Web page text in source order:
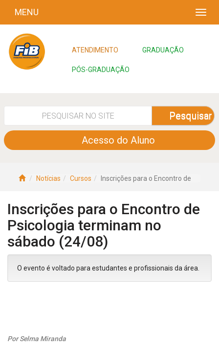
MENU
ATENDIMENTO GRADUAÇÃO
PÓS-GRADUAÇÃO
Pesquisar
Acesso do Aluno
Notícias Cursos Inscrições para o Encontro de
Inscrições para o Encontro de
Psicologia terminam no
sábado (24/08)
O evento é voltado para estudantes e profissionais da área.
Por Selma Miranda